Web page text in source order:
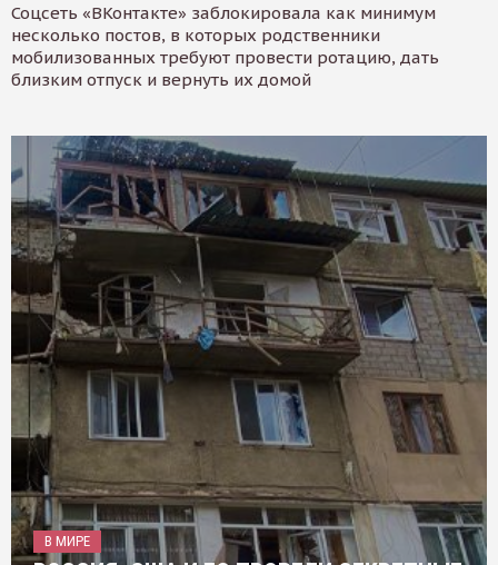
Соцсеть «ВКонтакте» заблокировала как минимум
несколько постов, в которых родственники
мобилизованных требуют провести ротацию, дать
близким отпуск и вернуть их домой
В МИРЕ